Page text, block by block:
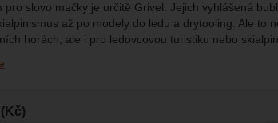
pro slovo mačky je určitě Grivel. Jejich vyhlášená
až po modely do ledu a drytooling. Ale
horách, ale i pro ledovcovou turistiku nebo
podle parametrů